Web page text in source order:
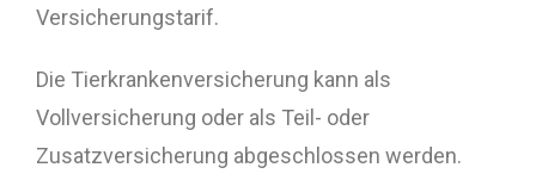
Versicherungstarif.
Die Tierkrankenversicherung kann als
Vollversicherung oder als Teil- oder
Zusatzversicherung abgeschlossen werden.